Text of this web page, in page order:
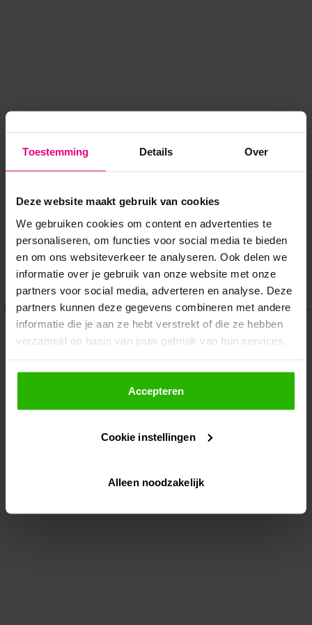
Toestemming Details Over
Deze website maakt gebruik van cookies
We gebruiken cookies om content en advertenties te
personaliseren, om functies voor social media te bieden
en om ons websiteverkeer te analyseren. Ook delen we
informatie over je gebruik van onze website met onze
partners voor social media, adverteren en analyse. Deze
partners kunnen deze gegevens combineren met andere
informatie die je aan ze hebt verstrekt of die ze hebben
verzameld op basis van jouw gebruik van hun services.
Als je op "Accepteer" klikt, dan geef je Voordeeluitjes.nl
toestemming om cookies voor social media en
gepersonaliseerde advertenties te plaatsen.
Lees hier meer over in onsprivacybeleid
Via "Cookie instellingen" kun je ook zelf instellen welke
Accepteren
Cookie instellingen
Alleen noodzakelijk
Application error: a client-side exception has occurred while
loadingwww.voordeeluitjes.nl (see the browser console for more
information).